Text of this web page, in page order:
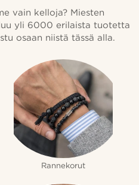
vain kelloja? Miesten
yli 6000 erilaista tuotetta
osaan niistä tässä alla.
Rannekorut